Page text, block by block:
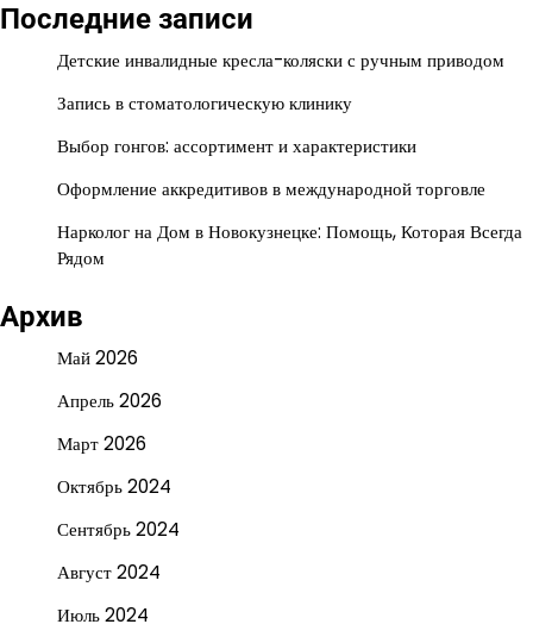
Последние записи
Детские инвалидные кресла-коляски с ручным приводом
Запись в стоматологическую клинику
Выбор гонгов: ассортимент и характеристики
Оформление аккредитивов в международной торговле
Нарколог на Дом в Новокузнецке: Помощь, Которая Всегда
Рядом
Архив
Май 2026
Апрель 2026
Март 2026
Октябрь 2024
Сентябрь 2024
Август 2024
Июль 2024